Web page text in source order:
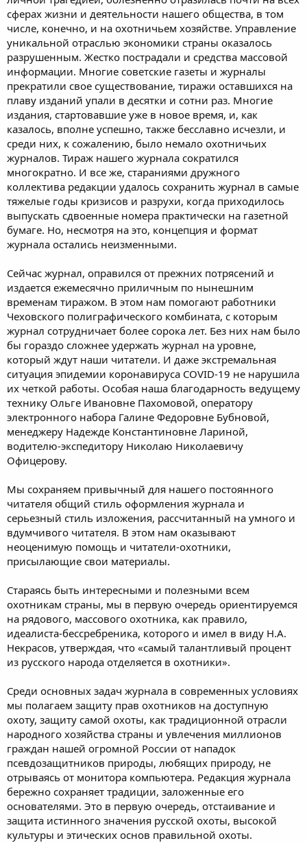
сферах жизни и деятельности нашего общества, в том
числе, конечно, и на охотничьем хозяйстве. Управление
уникальной отраслью экономики страны оказалось
разрушенным. Жестко пострадали и средства массовой
информации. Многие советские газеты и журналы
прекратили свое существование, тиражи оставшихся на
плаву изданий упали в десятки и сотни раз. Многие
издания, стартовавшие уже в новое время, и, как
казалось, вполне успешно, также бесславно исчезли, и
среди них, к сожалению, было немало охотничьих
журналов. Тираж нашего журнала сократился
многократно. И все же, стараниями дружного
коллектива редакции удалось сохранить журнал в самые
тяжелые годы кризисов и разрухи, когда приходилось
выпускать сдвоенные номера практически на газетной
бумаге. Но, несмотря на это, концепция и формат
журнала остались неизменными.
Сейчас журнал, оправился от прежних потрясений и
издается ежемесячно приличным по нынешним
временам тиражом. В этом нам помогают работники
Чеховского полиграфического комбината, с которым
журнал сотрудничает более сорока лет. Без них нам было
бы гораздо сложнее удержать журнал на уровне,
который ждут наши читатели. И даже экстремальная
ситуация эпидемии коронавируса COVID-19 не нарушила
их четкой работы. Особая наша благодарность ведущему
технику Ольге Ивановне Пахомовой, оператору
электронного набора Галине Федоровне Бубновой,
менеджеру Надежде Константиновне Лариной,
водителю-экспедитору Николаю Николаевичу
Офицерову.
Мы сохраняем привычный для нашего постоянного
читателя общий стиль оформления журнала и
серьезный стиль изложения, рассчитанный на умного и
вдумчивого читателя. В этом нам оказывают
неоценимую помощь и читатели-охотники,
присылающие свои материалы.
Стараясь быть интересными и полезными всем
охотникам страны, мы в первую очередь ориентируемся
на рядового, массового охотника, как правило,
идеалиста-бессребреника, которого и имел в виду Н.А.
Некрасов, утверждая, что «самый талантливый процент
из русского народа отделяется в охотники».
Среди основных задач журнала в современных условиях
мы полагаем защиту прав охотников на доступную
охоту, защиту самой охоты, как традиционной отрасли
народного хозяйства страны и увлечения миллионов
граждан нашей огромной России от нападок
псевдозащитников природы, любящих природу, не
отрываясь от монитора компьютера. Редакция журнала
бережно сохраняет традиции, заложенные его
основателями. Это в первую очередь, отстаивание и
защита истинного значения русской охоты, высокой
культуры и этических основ правильной охоты.